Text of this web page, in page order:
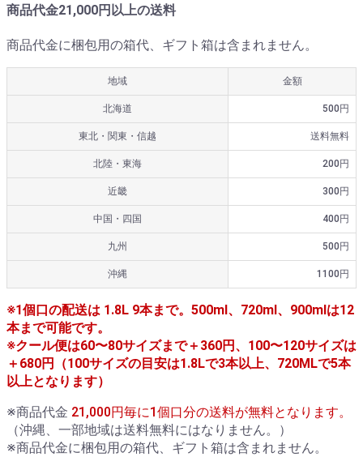
商品代金21,000円以上の送料
商品代金に梱包用の箱代、ギフト箱は含まれません。
地域 金額
北海道 500円
東北・関東・信越 送料無料
北陸・東海 200円
近畿 300円
中国・四国 400円
九州 500円
沖縄 1100円
※1個口の配送は 1.8L 9本まで。500ml、720ml、900mlは12
本まで可能です。
※クール便は60〜80サイズまで＋360円、100〜120サイズは
＋680円（100サイズの目安は1.8Lで3本以上、720MLで5本
以上となります）
※商品代金 21,000円毎に1個口分の送料が無料となります。
（沖縄、一部地域は送料無料にはなりません。）
※商品代金に梱包用の箱代、ギフト箱は含まれません。